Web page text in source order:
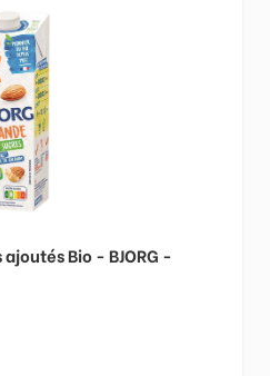
Bio - BJORG -